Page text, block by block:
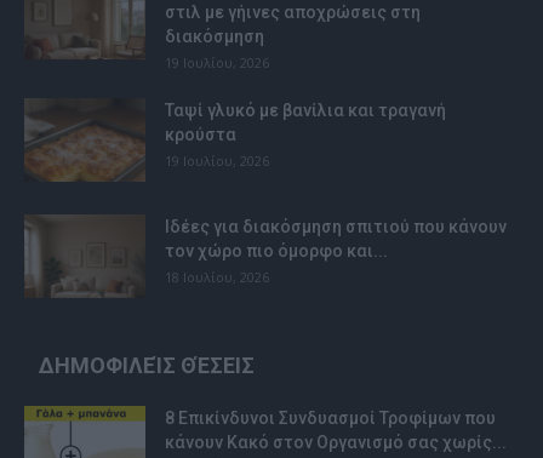
στιλ με γήινες αποχρώσεις στη
διακόσμηση
19 Ιουλίου, 2026
Ταψί γλυκό με βανίλια και τραγανή
κρούστα
19 Ιουλίου, 2026
Ιδέες για διακόσμηση σπιτιού που κάνουν
τον χώρο πιο όμορφο και...
18 Ιουλίου, 2026
ΔΗΜΟΦΙΛΕΊΣ ΘΈΣΕΙΣ
8 Επικίνδυνοι Συνδυασμοί Τροφίμων που
κάνουν Κακό στον Οργανισμό σας χωρίς...